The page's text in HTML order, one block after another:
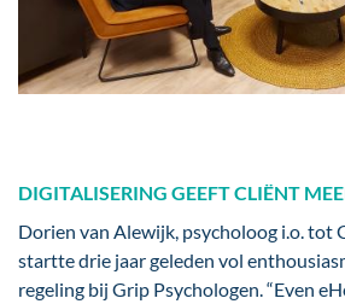
DIGITALISERING GEEFT CLIËNT
Dorien van Alewijk, psycholoog i.o. tot
startte drie jaar geleden vol
regeling bij Grip Psychologen. “Even